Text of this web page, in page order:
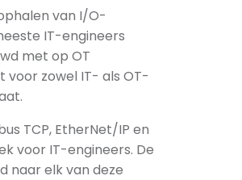
van I/O-
IT-engineers
met op OT
voor zowel IT- als OT-
TCP, EtherNet/IP en
voor IT-engineers. De
naar elk van deze